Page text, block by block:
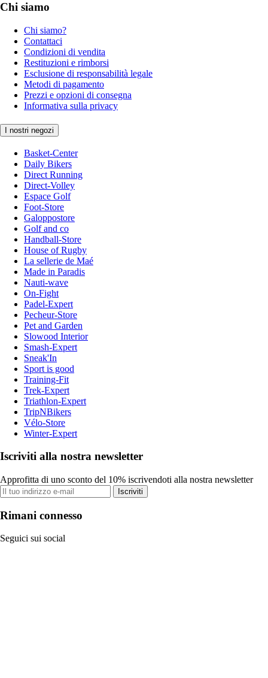
Chi siamo
Chi siamo?
Contattaci
Condizioni di vendita
Restituzioni e rimborsi
Esclusione di responsabilità legale
Metodi di pagamento
Prezzi e opzioni di consegna
Informativa sulla privacy
I nostri negozi
Basket-Center
Daily Bikers
Direct Running
Direct-Volley
Espace Golf
Foot-Store
Galoppostore
Golf and co
Handball-Store
House of Rugby
La sellerie de Maé
Made in Paradis
Nauti-wave
On-Fight
Padel-Expert
Pecheur-Store
Pet and Garden
Slowood Interior
Smash-Expert
Sneak'In
Sport is good
Training-Fit
Trek-Expert
Triathlon-Expert
TripNBikers
Vélo-Store
Winter-Expert
Iscriviti alla nostra newsletter
Approfitta di uno sconto del 10% iscrivendoti alla nostra newsletter
Iscriviti
Rimani connesso
Seguici sui social